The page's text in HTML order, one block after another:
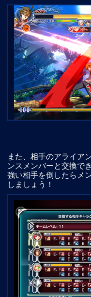
また、相手のアライア
ンスメンバーと交換で
強い相手を倒したらメ
しましょう！